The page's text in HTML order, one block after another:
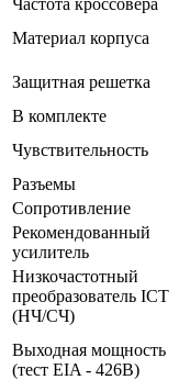
Материал корпуса
Защитная решетка
В комплекте
Чувствительность
Разъемы
Сопротивление
Рекомендованный
усилитель
Низкочастотный
преобразователь ICT
(НЧ/СЧ)
Выходная мощность
(тест EIA - 426B)